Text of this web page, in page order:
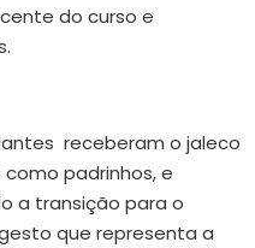
do curso e
receberam o jaleco
padrinhos, e
a transição para o
que representa a